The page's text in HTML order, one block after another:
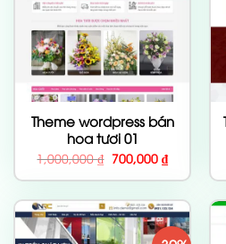
Theme wordpress bán
hoa tươi 01
1,000,000₫ Giá
gốc
là:
700,000 ₫Giá
hiện
tại
700,000 ₫.